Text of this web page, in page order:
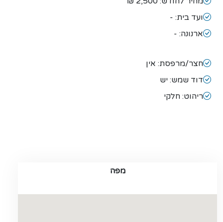
ועד בית: -
ארנונה: -
חצר/מרפסת: אין
דוד שמש: יש
ריהוט: חלקי
מפה